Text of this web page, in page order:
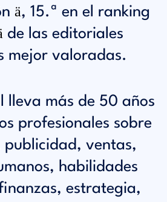
ä, 15.ª en el ranking
de las editoriales
mejor valoradas.
lleva más de 50 años
profesionales sobre
publicidad, ventas,
habilidades
estrategia,